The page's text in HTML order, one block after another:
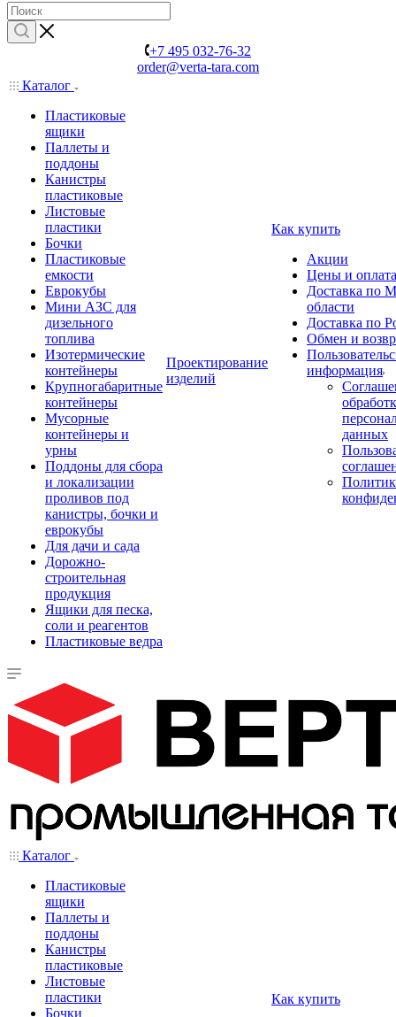
+7 495 032-76-32
order@verta-tara.com
Каталог
Пластиковые
ящики
Паллеты и
поддоны
Канистры
пластиковые
Листовые
пластики
Бочки
Пластиковые
емкости
Еврокубы
Мини АЗС для
дизельного
топлива
Изотермические
контейнеры
Крупногабаритные
контейнеры
Мусорные
контейнеры и
урны
Поддоны для сбора
и локализации
проливов под
канистры, бочки и
еврокубы
Для дачи и сада
Дорожно-
строительная
продукция
Ящики для песка,
соли и реагентов
Пластиковые ведра
Проектирование
изделий
Как купить
Акции
Цены и оплата
Доставка по
области
Доставка по
Обмен и
информация
данных
Каталог
Пластиковые
ящики
Паллеты и
поддоны
Канистры
пластиковые
Листовые
пластики
Бочки
Как купить